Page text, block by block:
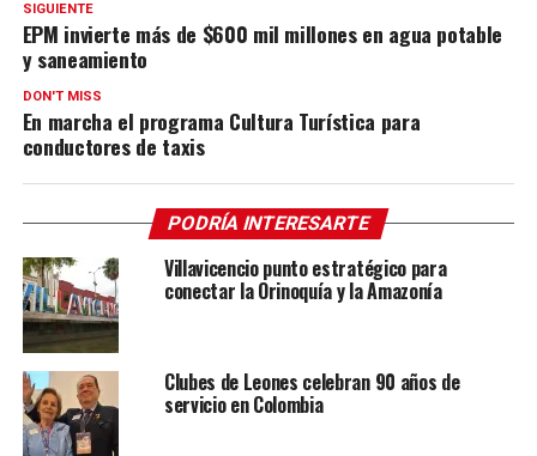
SIGUIENTE
EPM invierte más de $600 mil millones en agua potable
y saneamiento
DON'T MISS
En marcha el programa Cultura Turística para
conductores de taxis
PODRÍA INTERESARTE
Villavicencio punto estratégico para
conectar la Orinoquía y la Amazonía
Clubes de Leones celebran 90 años de
servicio en Colombia